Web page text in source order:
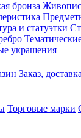
бронза
и статуэтки
украшения
Заказ,
Торговые марки